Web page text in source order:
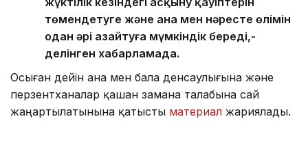
төмендетуге және ана мен нәресте өлімін
одан әрі азайтуға мүмкіндік береді,-
делінген хабарламада.
Осыған дейін ана мен бала денсаулығына және
перзентханалар қашан замана талабына сай
жаңартылатынына қатысты материал жариялады.